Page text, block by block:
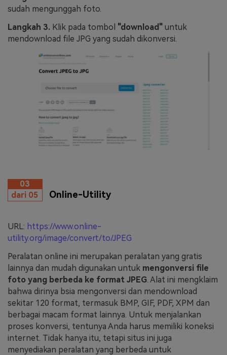
sudah mengunggah foto.
Langkah 3. Klik pada tombol "download" untuk
mendownload file JPG yang sudah dikonversi.
03
dari 05
Online-Utility
URL: https://www.online-
utility.org/image/convert/to/JPEG
Peralatan online ini merupakan peralatan yang gratis
lainnya dan mudah digunakan untuk mengonversi file
foto yang berbeda ke format JPEG . Alat ini mengklaim
bahwa dirinya bsia mengonversi dan mendownload
sekitar 120 format, termasuk BMP, GIF, PDF, XPM dan
berbagai macam format lainnya. Untuk menjalankan
proses konversi, tentunya Anda harus memiliki koneksi
internet. Tidak hanya itu, tetapi situs ini juga
menyediakan peralatan yang berbeda untuk